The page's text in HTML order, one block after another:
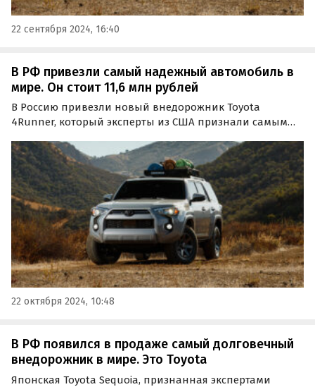
22 сентября 2024, 16:40
В РФ привезли самый надежный автомобиль в
мире. Он стоит 11,6 млн рублей
В Россию привезли новый внедорожник Toyota
4Runner, который эксперты из США признали самым
дилер оценил его в 11 550 000 рублей, выяснили
«Автоновости дня».
22 октября 2024, 10:48
В РФ появился в продаже самый долговечный
внедорожник в мире. Это Toyota
Японская Toyota Sequoia, признанная экспертами